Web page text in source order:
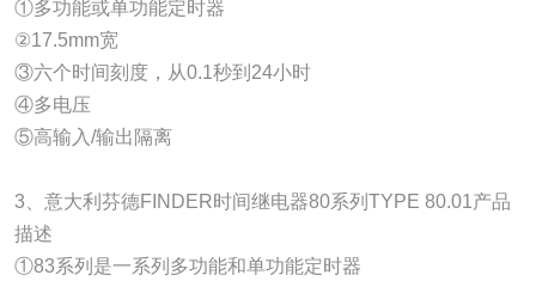
①多功能或单功能定时器
②17.5mm宽
③六个时间刻度，从0.1秒到24小时
④多电压
⑤高输入/输出隔离
3、意大利芬德FINDER时间继电器80系列TYPE 80.01产品
描述
①83系列是一系列多功能和单功能定时器